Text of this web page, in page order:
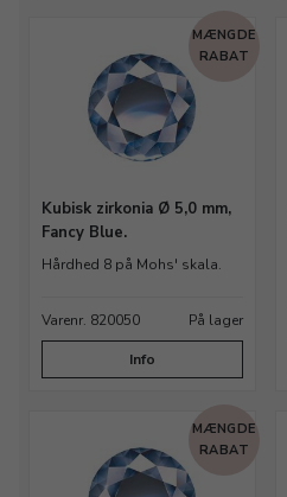
MÆNGDE
RABAT
Kubisk zirkonia Ø 5,0 mm,
Fancy Blue.
Hårdhed 8 på Mohs' skala.
Varenr. 820050 På lager
Info
MÆNGDE
RABAT